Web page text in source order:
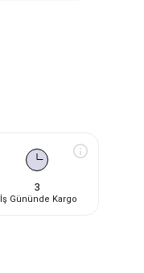
3
İş Gününde Kargo